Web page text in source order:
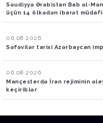
Səudiyyə Ərəbistan Bab əl-
üçün 14 ölkədən ibarət
06.08.2026
Səfəvilər tarixi Azərbaycan
06.08.2026
Mançesterdə İran rejiminin
keçiriblər